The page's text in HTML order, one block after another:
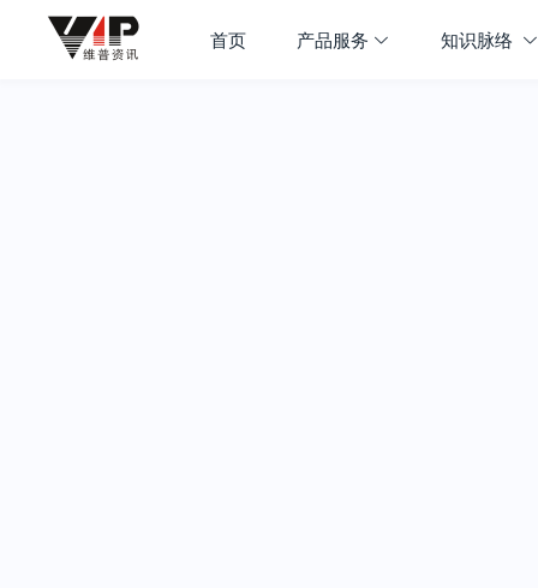
首页 产品服务 知识脉络